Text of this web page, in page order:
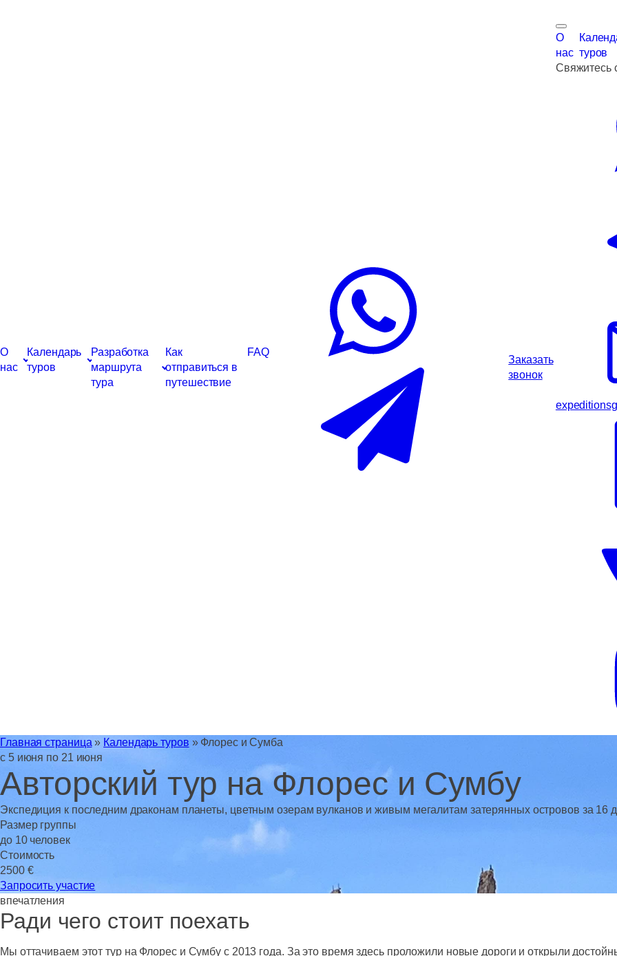
О
нас
Календарь
туров
Разработка
маршрута
тура
Как
отправиться в
путешествие
FAQ
Заказать
звонок
О
нас туров
Свяжитесь
Главная страница » Календарь туров » Флорес и Сумба
с 5 июня по 21 июня
Авторский тур на Флорес и Сумбу
Экспедиция к последним драконам планеты, цветным озерам вулканов и живым мегалитам затерянных островов за 16
Размер группы
до 10 человек
Стоимость
2500 €
Запросить участие
впечатления
Ради чего стоит поехать
Мы оттачиваем этоттур на Флореси Сумбу с 2013 года. За это время здесь проложили новые дороги и открыли